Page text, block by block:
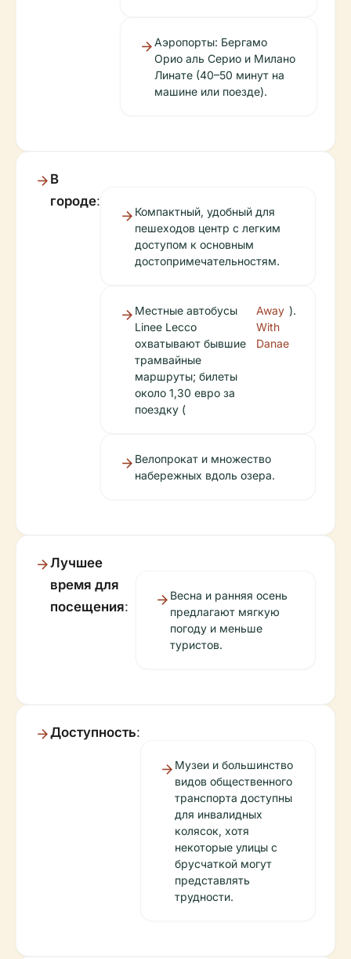
Аэропорты: Бергамо
Орио аль Серио и Милано
Линате (40–50 минут на
машине или поезде).
В
городе:
Компактный, удобный для
пешеходов центр с легким
доступом к основным
достопримечательностям.
Местные автобусы
Linee Lecco
охватывают бывшие
трамвайные
маршруты; билеты
около 1,30 евро за
поездку (
Away
With
Danae
).
Велопрокат и множество
набережных вдоль озера.
Лучшее
время для
посещения:
Весна и ранняя осень
предлагают мягкую
погоду и меньше
туристов.
Доступность:
Музеи и большинство
видов общественного
транспорта доступны
для инвалидных
колясок, хотя
некоторые улицы с
брусчаткой могут
представлять
трудности.